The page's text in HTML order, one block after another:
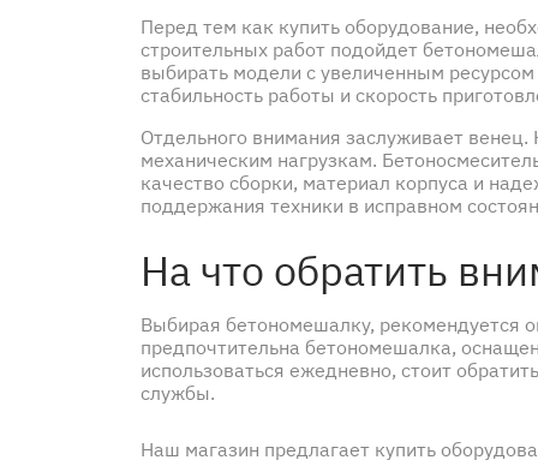
Перед тем как купить оборудование,
строительных работ подойдет
выбирать модели с увеличенным
стабильность работы и скорость
Отдельного внимания заслуживает
механическим нагрузкам.
качество сборки, материал корпуса и
поддержания техники в исправном
На что обратить
Выбирая бетономешалку, рекомендуется
предпочтительна бетономешалка,
использоваться ежедневно, стоит
службы.
Наш магазин предлагает купить